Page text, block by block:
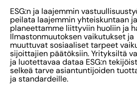
ESG:n ja laajemmin
peilata laajemmin yhteiskuntaan
planeettamme liittyviin huoliin ja
Ilmastonmuutoksen vaikutukset ja
muuttuvat sosiaaliset tarpeet
sijoittajien päätöksiin. Yrityksiltä
ja luotettavaa dataa ESG:n
selkeä tarve asiantuntijoiden
ja standardeille.